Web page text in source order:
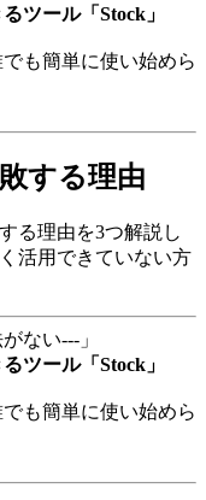
ツール「Stock」
も簡単に使い始めら
する理由
る理由を3つ解説し
活用できていない方
ない---」
ツール「Stock」
も簡単に使い始めら